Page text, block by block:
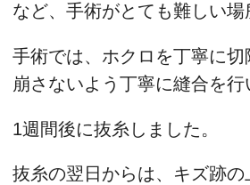
など、手術がとても難しい場
手術では、ホクロを丁寧に
崩さないよう丁寧に縫合を行
1週間後に抜糸しました。
抜糸の翌日からは、キズ跡の